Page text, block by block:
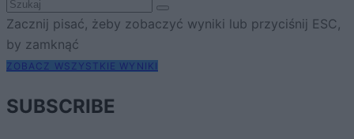
Zacznij pisać, żeby zobaczyć wyniki lub przyciśnij ESC,
by zamknąć
ZOBACZ WSZYSTKIE WYNIKI
SUBSCRIBE